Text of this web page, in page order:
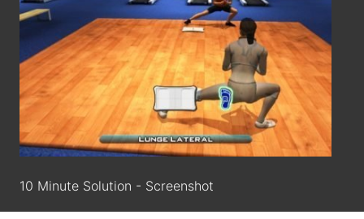
10 Minute Solution - Screenshot